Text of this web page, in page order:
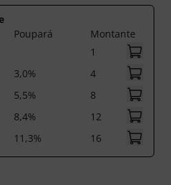
Poupará
Montante
1
3,0%
4
5,5%
8
8,4%
12
11,3% 16